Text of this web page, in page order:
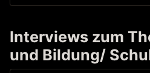
Interviews zum
und Bildung/